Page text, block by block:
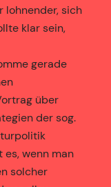
lohnender, sich
klar sein,
gerade
über
der sog.
wenn man
solcher